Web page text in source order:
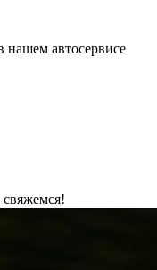
нашем автосервисе